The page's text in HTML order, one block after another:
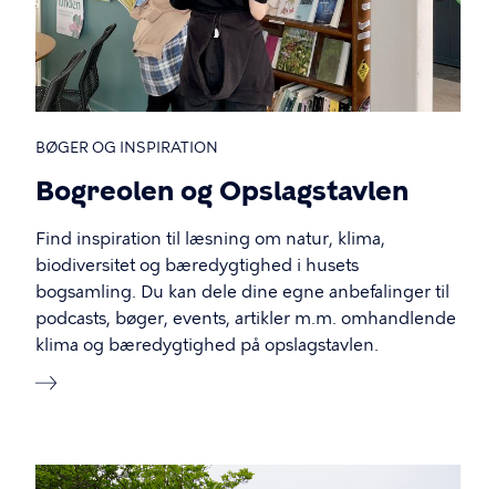
BØGER OG INSPIRATION
Bogreolen og Opslagstavlen
Find inspiration til læsning om natur, klima,
biodiversitet og bæredygtighed i husets
bogsamling. Du kan dele dine egne anbefalinger til
podcasts, bøger, events, artikler m.m. omhandlende
klima og bæredygtighed på opslagstavlen.